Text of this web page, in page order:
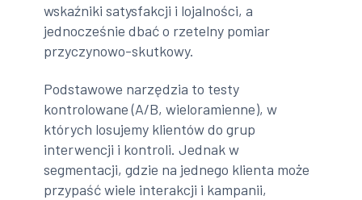
wskaźniki satysfakcji i lojalności, a
jednocześnie dbać o rzetelny pomiar
przyczynowo-skutkowy.
Podstawowe narzędzia to testy
kontrolowane (A/B, wieloramienne), w
których losujemy klientów do grup
interwencji i kontroli. Jednak w
segmentacji, gdzie na jednego klienta może
przypaść wiele interakcji i kampanii,